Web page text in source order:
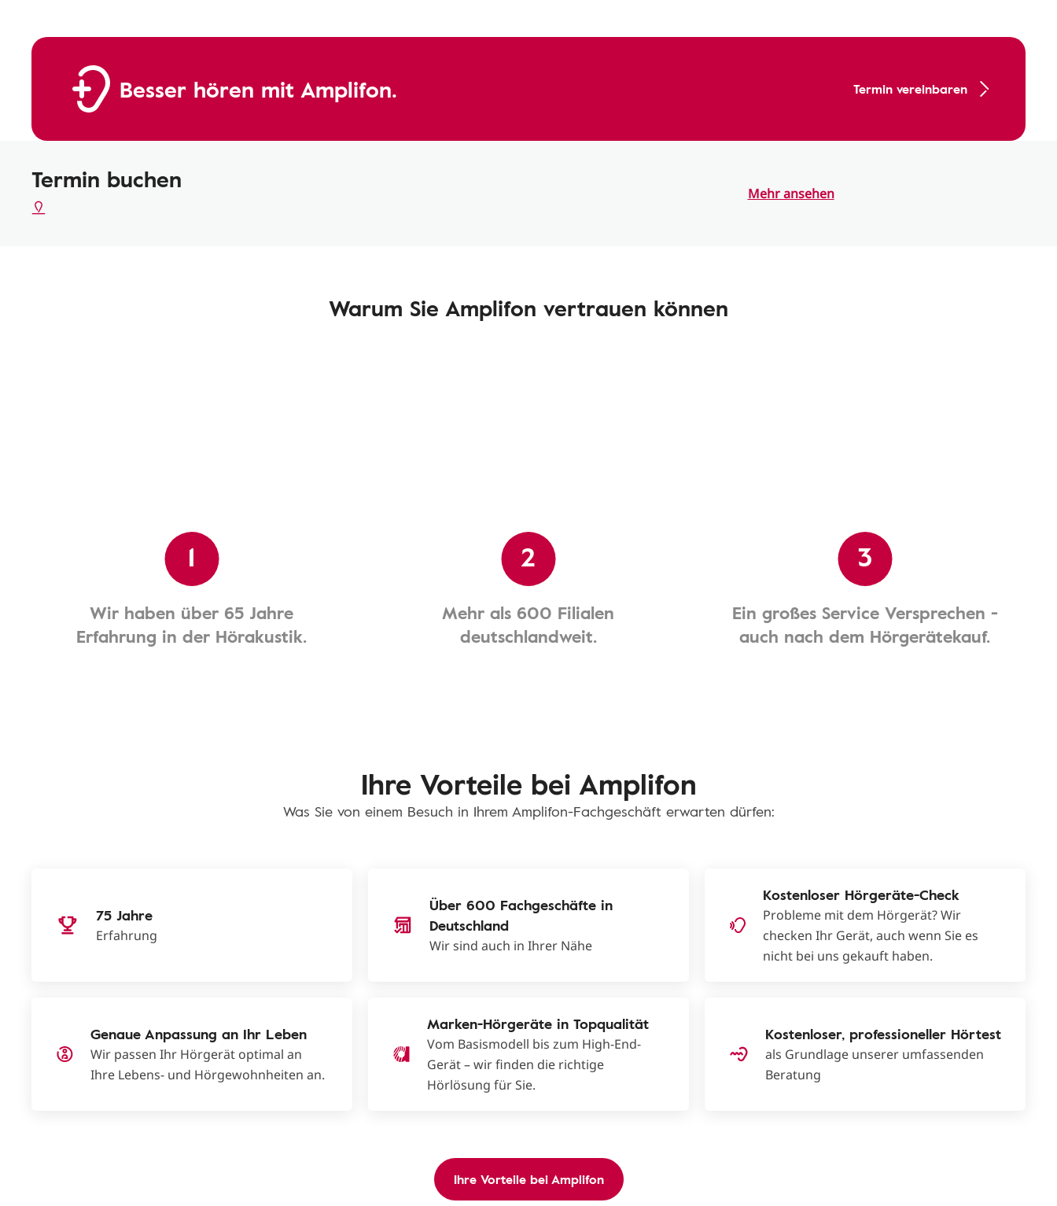
Besser hören mit Amplifon. Termin vereinbaren
Termin buchen Mehr ansehen
Warum Sie Amplifon vertrauen können
1
Wir haben über 65 Jahre
Erfahrung in der Hörakustik.
2
Mehr als 600 Filialen
deutschlandweit.
3
Ein großes Service Versprechen -
auch nach dem Hörgerätekauf.
Ihre Vorteile bei Amplifon
Was Sie von einem Besuch in Ihrem Amplifon-Fachgeschäft erwarten dürfen:
75 Jahre
Erfahrung
Über 600 Fachgeschäfte in
Deutschland
Wir sind auch in Ihrer Nähe
Kostenloser Hörgeräte-Check
Probleme mit dem Hörgerät? Wir
checken Ihr Gerät, auch wenn Sie es
nicht bei uns gekauft haben.
Genaue Anpassung an Ihr Leben
Wir passen Ihr Hörgerät optimal an
Ihre Lebens- und Hörgewohnheiten an.
Marken-Hörgeräte in Topqualität
Vom Basismodell bis zum High-End-
Gerät – wir finden die richtige
Hörlösung für Sie.
Kostenloser, professioneller Hörtest
als Grundlage unserer umfassenden
Beratung
Ihre Vorteile bei Amplifon